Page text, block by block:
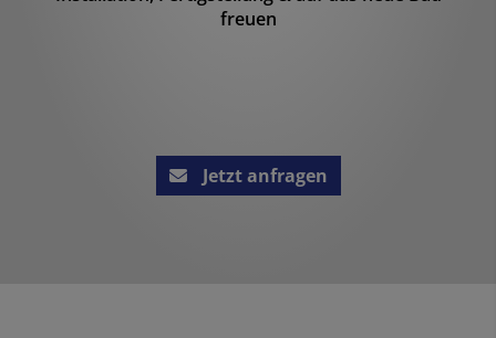
freuen
Jetzt anfragen